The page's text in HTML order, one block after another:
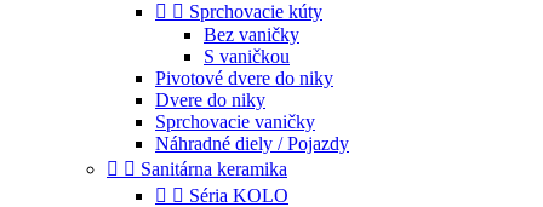
  Sprchovacie kúty
Bez vaničky
S vaničkou
Pivotové dvere do niky
Dvere do niky
Sprchovacie vaničky
Náhradné diely / Pojazdy
  Sanitárna keramika
  Séria KOLO